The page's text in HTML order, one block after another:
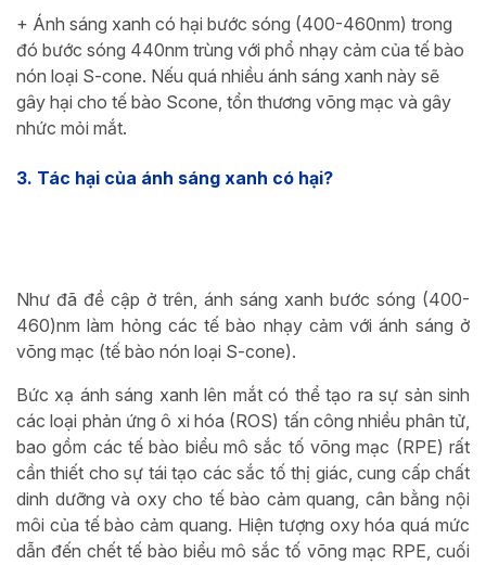
+ Ánh sáng xanh có hại bước sóng (400-460nm) trong
đó bước sóng 440nm trùng với phổ nhạy cảm của tế bào
nón loại S-cone. Nếu quá nhiều ánh sáng xanh này sẽ
gây hại cho tế bào Scone, tổn thương võng mạc và gây
nhức mỏi mắt.
3. Tác hại của ánh sáng xanh có hại?
Như đã đề cập ở trên, ánh sáng xanh bước sóng (400-
460)nm làm hỏng các tế bào nhạy cảm với ánh sáng ở
võng mạc (tế bào nón loại S-cone).
Bức xạ ánh sáng xanh lên mắt có thể tạo ra sự sản sinh
các loại phản ứng ô xi hóa (ROS) tấn công nhiều phân tử,
bao gồm các tế bào biểu mô sắc tố võng mạc (RPE) rất
cần thiết cho sự tái tạo các sắc tố thị giác, cung cấp chất
dinh dưỡng và oxy cho tế bào cảm quang, cân bằng nội
môi của tế bào cảm quang. Hiện tượng oxy hóa quá mức
dẫn đến chết tế bào biểu mô sắc tố võng mạc RPE, cuối